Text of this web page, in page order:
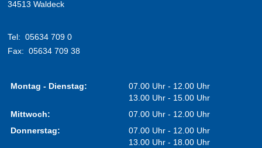
34513 Waldeck
Tel: 05634 709 0
Fax: 05634 709 38
Montag - Dienstag:
07.00 Uhr - 12.00 Uhr
13.00 Uhr - 15.00 Uhr
Mittwoch:
07.00 Uhr - 12.00 Uhr
Donnerstag:
07.00 Uhr - 12.00 Uhr
13.00 Uhr - 18.00 Uhr